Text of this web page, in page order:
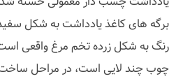
برگه های کاغذ یادداشت به شکل
رنگ به شکل زرده تخم مرغ واقعی
چوب چند لایی است، در مراحل